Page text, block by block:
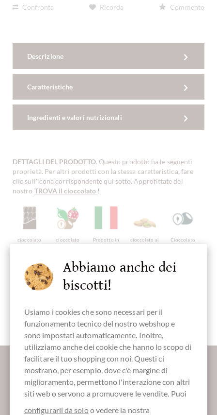
Confronta Ricorda Commento
Descrizione
Caratteristiche
Ingredienti e valori nutrizionali
DETTAGLI DEL PRODOTTO. Questo prodotto ha le seguenti
proprietà. Per altri prodotti con la stessa caratteristica, fare
clic sull'icona corrispondente qui sotto. Approfittate del
nostro TROVA il cioccolato !
cioccolato
cioccolato
Prodotto in
cioccolato al
Cioccolato
senza alcol senza glutine
verde
Cioccolatini
Maggiori informazioni sul buon cioccolato?
Registrati qui per i nostri SchokoNEWS:
Abbiamo anche dei
biscotti!
Usiamo i cookies che sono necessari per il
funzionamento tecnico del nostro webshop e
sono impostati automaticamente. Inoltre,
utilizziamo anche dei cookie che hanno lo scopo di
facilitare il tuo shopping con noi. Questi ci
mostrano, per esempio, dove c'è margine di
miglioramento, permettono l'interazione con altri
siti web o servono a promuovere le vendite. Puoi
configurarli da soloo vedere la nostra